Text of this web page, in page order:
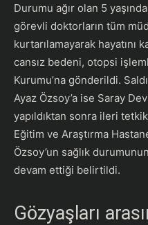
Durumu ağır olan 5
görevli doktorların tüm
kurtarılamayarak hayatını
cansız bedeni, otopsi
Kurumu’na gönderildi.
Ayaz Özsoy’a ise Saray
yapıldıktan sonra ileri
Eğitim ve Araştırma
Özsoy’un sağlık
devam ettiği belirtildi.
Gözyaşları